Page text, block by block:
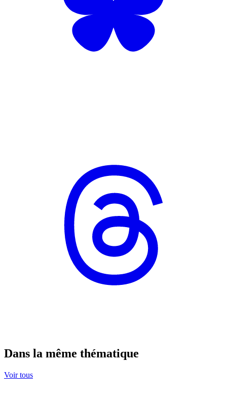
Dans la même thématique
Voir tous